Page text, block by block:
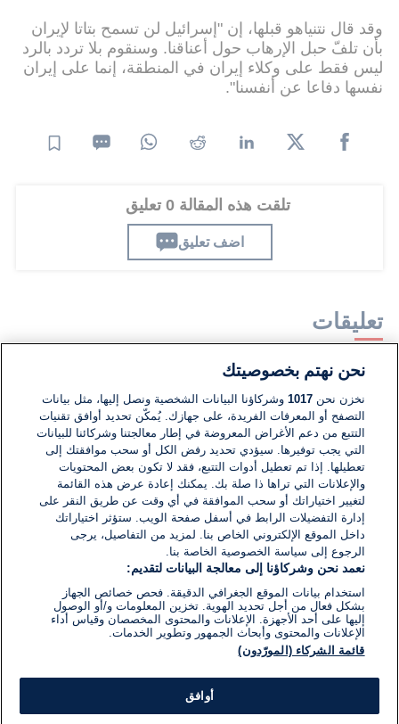
وقد قال نتنياهو قبلها، إن "إسرائيل لن تسمح بتاتا لإيران
بأن تلفّ حبل الإرهاب حول أعناقنا. وسنقوم بلا تردد بالرد
ليس فقط على وكلاء إيران في المنطقة، إنما على إيران
نفسها دفاعا عن أنفسنا".
تلقت هذه المقالة 0 تعليق
اضف تعليق
تعليقات
لا توجد تعليقات مكتوبة حتى الآن. كن الأول!
اكتب تعليقًا جديدًا ...
نحن نهتم بخصوصيتك
نخزن نحن1017 وشركاؤنا البيانات الشخصية ونصل إليها، مثل بيانات
التصفح أو المعرفات الفريدة، على جهازك. يُمكّن تحديد أوافق تقنيات
التتبع من دعم الأغراض المعروضة في إطار معالجتنا وشركائنا للبيانات
التي يجب توفيرها. سيؤدي تحديد رفض الكل أو سحب موافقتك إلى
تعطيلها. إذا تم تعطيل أدوات التتبع، فقد لا تكون بعض المحتويات
والإعلانات التي تراها ذا صلة بك. يمكنك إعادة عرض هذه القائمة
لتغيير اختياراتك أو سحب الموافقة في أي وقت عن طريق النقر على
إدارة التفضيلات الرابط في أسفل صفحة الويب. ستؤثر اختياراتك
داخل الموقع الإلكتروني الخاص بنا. لمزيد من التفاصيل، يرجى
الرجوع إلى سياسة الخصوصية الخاصة بنا.
نعمد نحن وشركاؤنا إلى معالجة البيانات لتقديم:
استخدام بيانات الموقع الجغرافي الدقيقة. فحص خصائص الجهاز
بشكل فعال من أجل تحديد الهوية. تخزين المعلومات و/أو الوصول
إليها على أحد الأجهزة. الإعلانات والمحتوى المخصصان وقياس أداء
الإعلانات والمحتوى وأبحاث الجمهور وتطوير الخدمات.
قائمة الشركاء (المورّدون)
أوافق